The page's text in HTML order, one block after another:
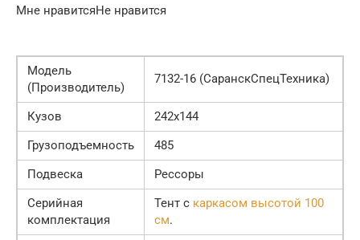
Мне нравитсяНе нравится
Модель
(Производитель)
7132-16 (СаранскСпецТехника)
Кузов
242х144
Грузоподъемность
485
Подвеска
Рессоры
Серийная
комплектация
Тент с каркасом высотой 100
см.